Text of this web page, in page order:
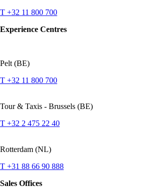
T +32 11 800 700
Experience Centres
Pelt (BE)
T +32 11 800 700
Tour & Taxis - Brussels (BE)
T +32 2 475 22 40
Rotterdam (NL)
T +31 88 66 90 888
Sales Offices